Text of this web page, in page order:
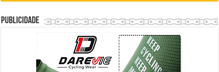
Publicidade